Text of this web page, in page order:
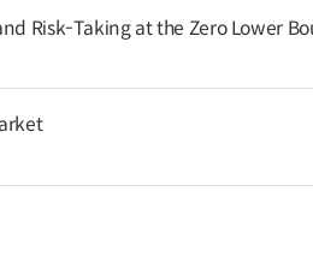
Risk-Taking at the Zero Lower